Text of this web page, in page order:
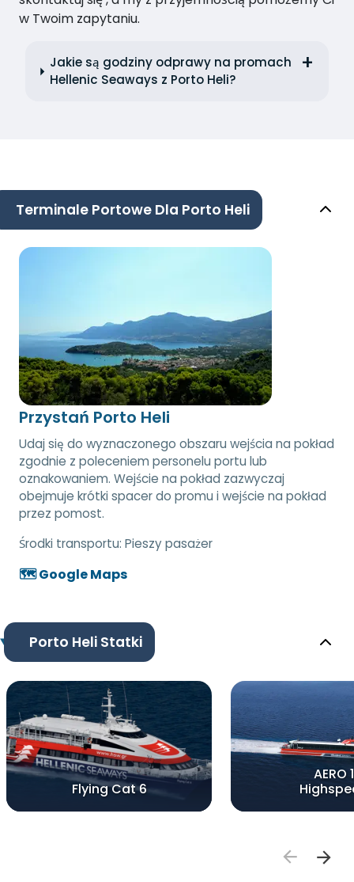
w Twoim zapytaniu.
Jakie są godziny odprawy na promach
Hellenic Seaways z Porto Heli?
Terminale Portowe Dla Porto Heli
Przystań Porto Heli
Udaj się do wyznaczonego obszaru wejścia na pokład
zgodnie z poleceniem personelu portu lub
oznakowaniem. Wejście na pokład zazwyczaj
obejmuje krótki spacer do promu i wejście na pokład
przez pomost.
Środki transportu: Pieszy pasażer
🗺️ Google Maps
Porto Heli Statki
Flying Cat 6
AERO 1